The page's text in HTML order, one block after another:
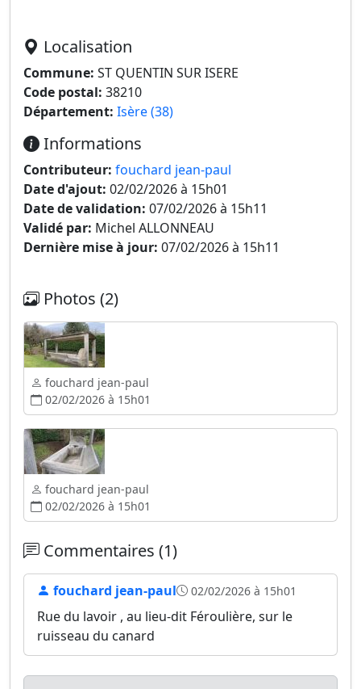
Localisation
Commune: ST QUENTIN SUR ISERE
Code postal: 38210
Département: Isère (38)
Informations
Contributeur: fouchard jean-paul
Date d'ajout: 02/02/2026 à 15h01
Date de validation: 07/02/2026 à 15h11
Validé par: Michel ALLONNEAU
Dernière mise à jour: 07/02/2026 à 15h11
Photos (2)
fouchard jean-paul
02/02/2026 à 15h01
fouchard jean-paul
02/02/2026 à 15h01
Commentaires (1)
fouchard jean-paul 02/02/2026 à 15h01
Rue du lavoir , au lieu-dit Féroulière, sur le
ruisseau du canard